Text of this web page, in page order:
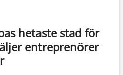
hetaste stad för
entreprenörer